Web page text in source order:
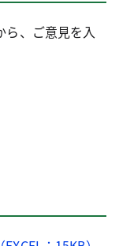
ら、ご意見を入